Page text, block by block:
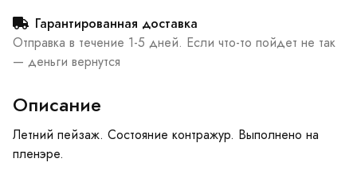
Гарантированная доставка
Отправка в течение 1-5 дней. Если что-то пойдет не так
— деньги вернутся
Описание
Летний пейзаж. Состояние контражур. Выполнено на
пленэре.